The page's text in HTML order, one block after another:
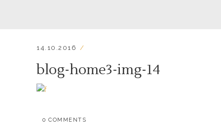
14.10.2016
blog-home3-img-14
0 COMMENTS